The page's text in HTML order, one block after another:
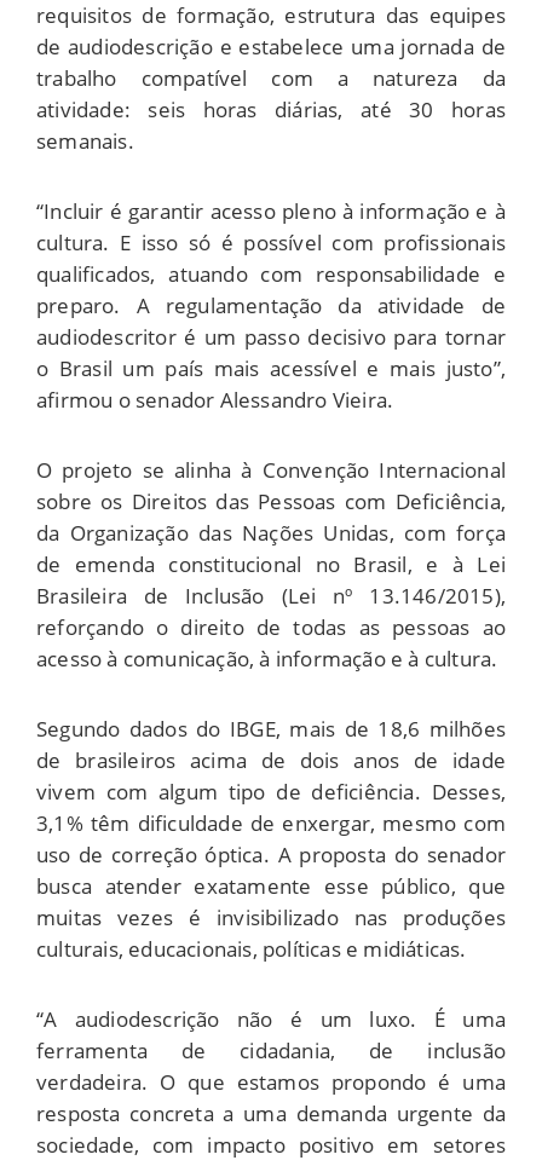
requisitos de formação, estrutura das equipes
de audiodescrição e estabelece uma jornada de
trabalho compatível com a natureza da
atividade: seis horas diárias, até 30 horas
semanais.
“Incluir é garantir acesso pleno à informação e à
cultura. E isso só é possível com profissionais
qualificados, atuando com responsabilidade e
preparo. A regulamentação da atividade de
audiodescritor é um passo decisivo para tornar
o Brasil um país mais acessível e mais justo”,
afirmou o senador Alessandro Vieira.
O projeto se alinha à Convenção Internacional
sobre os Direitos das Pessoas com Deficiência,
da Organização das Nações Unidas, com força
de emenda constitucional no Brasil, e à Lei
Brasileira de Inclusão (Lei nº 13.146/2015),
reforçando o direito de todas as pessoas ao
acesso à comunicação, à informação e à cultura.
Segundo dados do IBGE, mais de 18,6 milhões
de brasileiros acima de dois anos de idade
vivem com algum tipo de deficiência. Desses,
3,1% têm dificuldade de enxergar, mesmo com
uso de correção óptica. A proposta do senador
busca atender exatamente esse público, que
muitas vezes é invisibilizado nas produções
culturais, educacionais, políticas e midiáticas.
“A audiodescrição não é um luxo. É uma
ferramenta de cidadania, de inclusão
verdadeira. O que estamos propondo é uma
resposta concreta a uma demanda urgente da
sociedade, com impacto positivo em setores